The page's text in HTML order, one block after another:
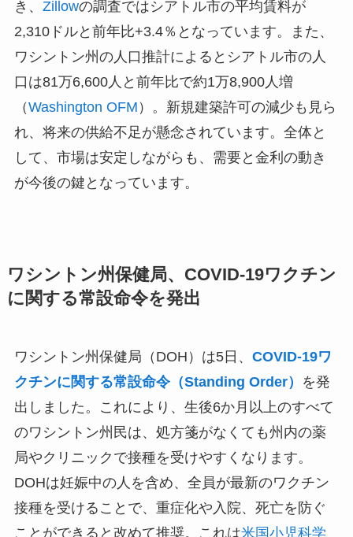
き、 Zillowの調査ではシアトル市の平均賃料が
2,310ドルと前年比+3.4％となっています。また、
ワシントン州の人口推計によるとシアトル市の人
口は81万6,600人と前年比で約1万8,900人増
（Washington OFM ）。新規建築許可の減少も見ら
れ、将来の供給不足が懸念されています。全体と
して、市場は安定しながらも、需要と金利の動き
が今後の鍵となっています。
ワシントン州保健局、COVID-19ワクチン
に関する常設命令を発出
ワシントン州保健局（DOH）は5日、 COVID-19ワ
クチンに関する常設命令（Standing Order）
を発
出しました。これにより、生後6か月以上のすべて
のワシントン州民は、処方箋がなくても州内の薬
局やクリニックで接種を受けやすくなります。
DOHは妊娠中の人を含め、全員が最新のワクチン
接種を受けることで、重症化や入院、死亡を防ぐ
ことができると改めて推奨。これは米国小児科学